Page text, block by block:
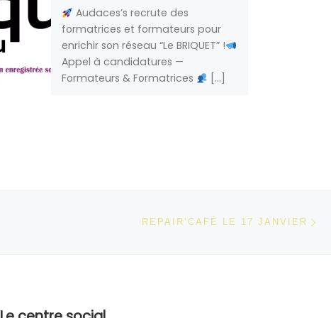
Audaces’s recrute des
formatrices et formateurs pour
enrichir son réseau “Le BRIQUET” !
Appel à candidatures —
Formateurs & Formatrices
[…]
REPAIR’CAFÉ LE 17 JANVIER